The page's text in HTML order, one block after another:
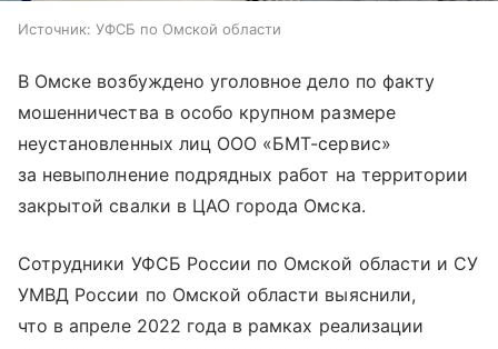
Источник: УФСБ по Омской области
В Омске возбуждено уголовное дело по факту
мошенничества в особо крупном размере
неустановленных лиц ООО «БМТ-сервис»
за невыполнение подрядных работ на территории
закрытой свалки в ЦАО города Омска.
Сотрудники УФСБ России по Омской области и СУ
УМВД России по Омской области выяснили,
что в апреле 2022 года в рамках реализации